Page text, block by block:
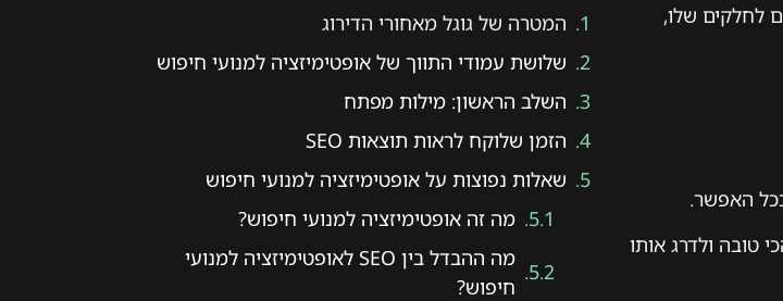
לחלקים שלו,
האפשר.
טובה ולדרג אותו
המטרה של גוגל מאחורי הדירוג
שלושת עמודי התווך של אופטימיזציה למנועי חיפוש
השלב הראשון: מילות מפתח
הזמן שלוקח לראות תוצאות SEO
שאלות נפוצות על אופטימיזציה למנועי חיפוש
מה זה אופטימיזציה למנועי חיפוש?
מה ההבדל בין SEO לאופטימיזציה למנועי
חיפוש?